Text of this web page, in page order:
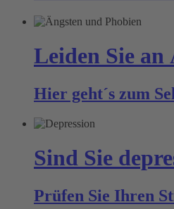
Leiden Sie an
Hier geht´s zum
Sind Sie
Prüfen Sie Ihren